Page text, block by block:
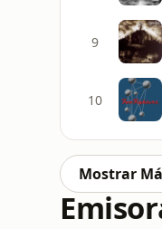
9
10
Mostrar